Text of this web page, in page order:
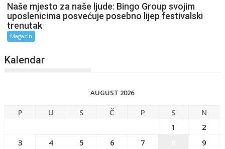
Naše mjesto za naše ljude: Bingo Group svojim
uposlenicima posvećuje posebno lijep festivalski
trenutak
Magazin
Kalendar
AUGUST 2026
P U S Č P S
N
1
2
3
4 5 6 7
9